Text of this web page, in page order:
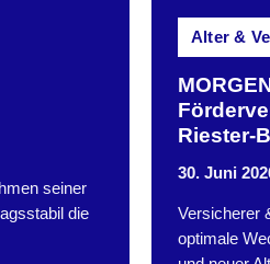
seiner
die
Alter &
Riester-
30. Juni
Versicherer
optimale